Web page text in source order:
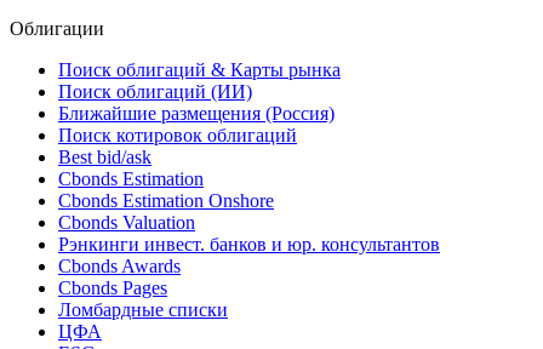
Облигации
Поиск облигаций & Карты рынка
Поиск облигаций (ИИ)
Ближайшие размещения (Россия)
Поиск котировок облигаций
Best bid/ask
Cbonds Estimation
Cbonds Estimation Onshore
Cbonds Valuation
Рэнкинги инвест. банков и юр. консультантов
Cbonds Awards
Cbonds Pages
Ломбардные списки
ЦФА